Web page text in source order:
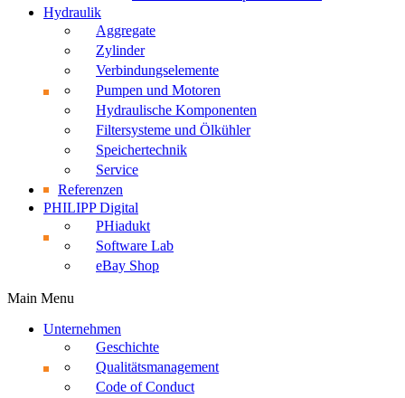
Hydraulik
Aggregate
Zylinder
Verbindungselemente
Pumpen und Motoren
Hydraulische Komponenten
Filtersysteme und Ölkühler
Speichertechnik
Service
Referenzen
PHILIPP Digital
PHiadukt
Software Lab
eBay Shop
Main Menu
Unternehmen
Geschichte
Qualitätsmanagement
Code of Conduct